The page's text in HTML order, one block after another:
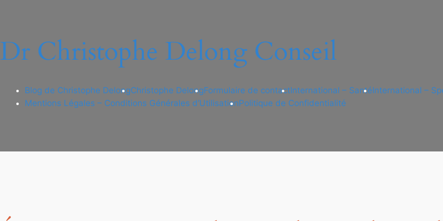
Dr Christophe Delong Conseil
Blog de Christophe DelongChristophe DelongFormulaire de contactInternational – SantéInternational –
Mentions Légales – Conditions Générales d’UtilisationPolitique de Confidentialité